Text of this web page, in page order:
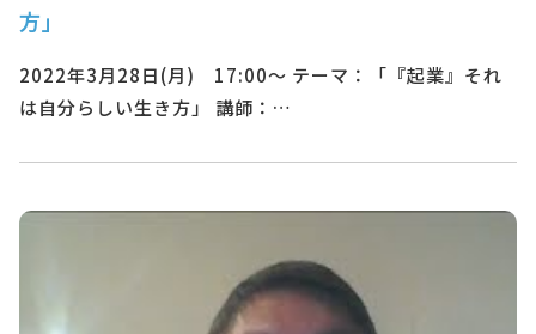
方」
2022年3月28日(月) 17:00～ テーマ：「『起業』それ
は自分らしい生き方」 講師：…